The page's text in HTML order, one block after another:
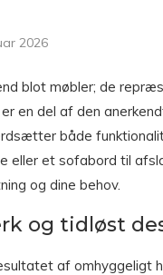
2026
blot møbler; de
en del af den
både
eller et sofabord til
og dine behov.
og tidløst
af omhyggeligt